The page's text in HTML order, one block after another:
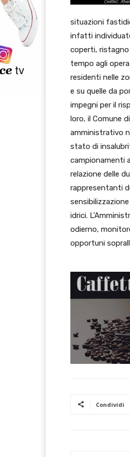
situazioni
infatti
coperti,
tempo agli
residenti nelle
e su quelle da
impegni per il
loro, il Comune
amministrativo
stato di
campionamenti
relazione delle
rappresentanti
idrici.
odierno,
opportuni
Condividi